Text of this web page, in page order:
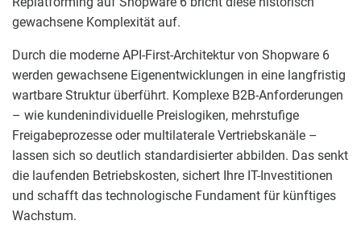
gewachsene Komplexität auf.
Durch die moderne API-First-Architektur von Shopware 6
werden gewachsene Eigenentwicklungen in eine langfristig
wartbare Struktur überführt. Komplexe B2B-Anforderungen
– wie kundenindividuelle Preislogiken, mehrstufige
Freigabeprozesse oder multilaterale Vertriebskanäle –
lassen sich so deutlich standardisierter abbilden. Das senkt
die laufenden Betriebskosten, sichert Ihre IT-Investitionen
und schafft das technologische Fundament für künftiges
Wachstum.